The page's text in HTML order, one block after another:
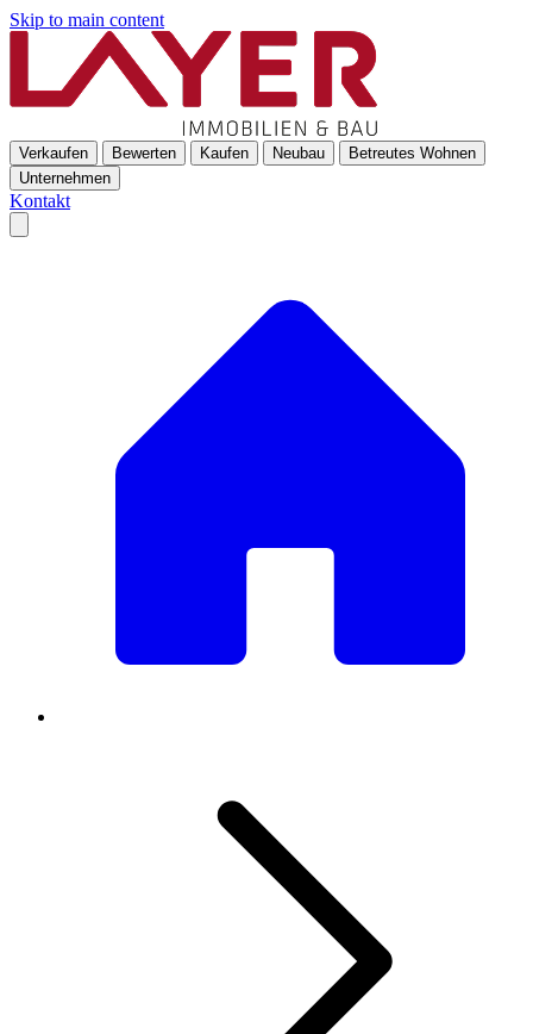
Skip to main content
Verkaufen Bewerten Kaufen Neubau
Betreutes Wohnen
Unternehmen
Kontakt